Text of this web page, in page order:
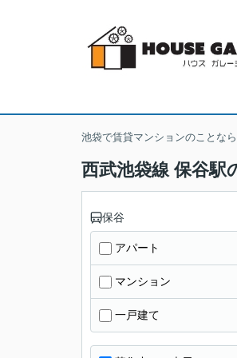
池袋で賃貸マンションのことな
西武池袋線 保谷駅
保谷
アパート
マンション
一戸建て